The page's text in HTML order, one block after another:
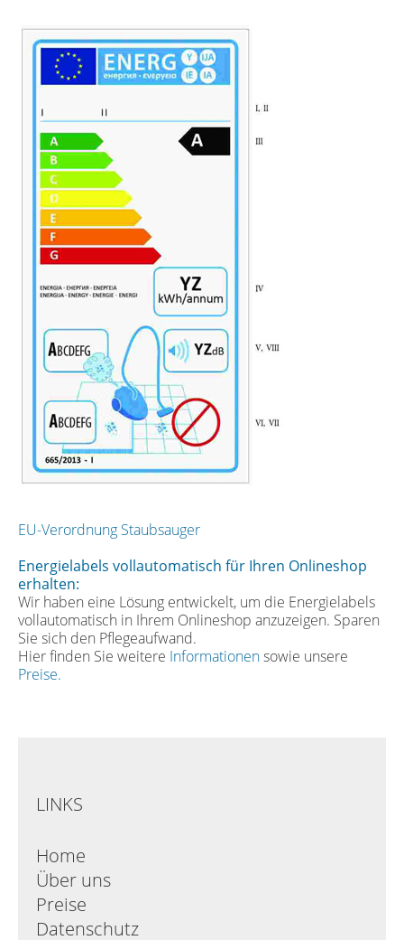
EU-Verordnung Staubsauger
Energielabels vollautomatisch für Ihren Onlineshop
erhalten:
Wir haben eine Lösung entwickelt, um die Energielabels
vollautomatisch in Ihrem Onlineshop anzuzeigen. Sparen
Sie sich den Pflegeaufwand.
Hier finden Sie weitere Informationensowie unsere
Preise.
LINKS
Home
Über uns
Preise
Datenschutz